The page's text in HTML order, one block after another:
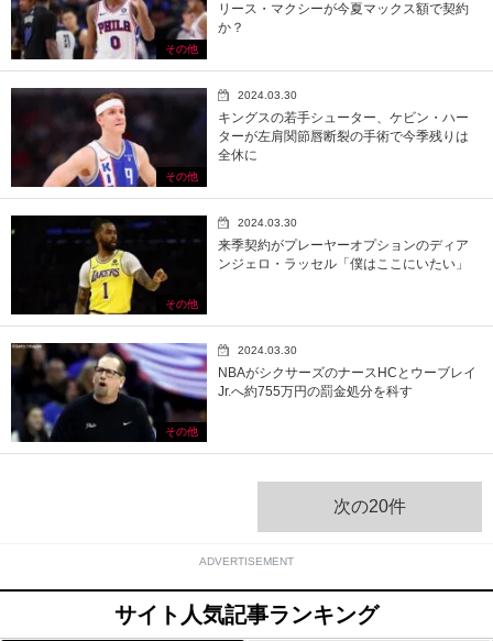
その他
リース・マクシーが今夏マックス額で契約
か？
その他
2024.03.30
キングスの若手シューター、ケビン・ハー
ターが左肩関節唇断裂の手術で今季残りは
全休に
その他
2024.03.30
来季契約がプレーヤーオプションのディア
ンジェロ・ラッセル「僕はここにいたい」
その他
2024.03.30
NBAがシクサーズのナースHCとウーブレイ
Jr.へ約755万円の罰金処分を科す
次の20件
ADVERTISEMENT
サイト人気記事ランキング